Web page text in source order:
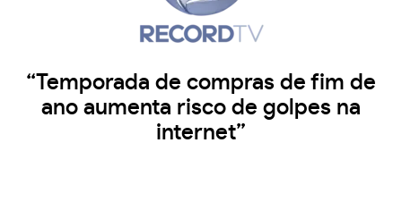
“Temporada de compras de fim de
ano aumenta risco de golpes na
internet”